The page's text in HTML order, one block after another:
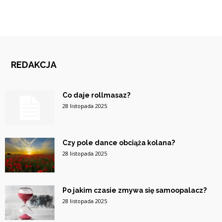
REDAKCJA
Co daje rollmasaz?
28 listopada 2025
Czy pole dance obciąża kolana?
28 listopada 2025
Po jakim czasie zmywa się samoopalacz?
28 listopada 2025